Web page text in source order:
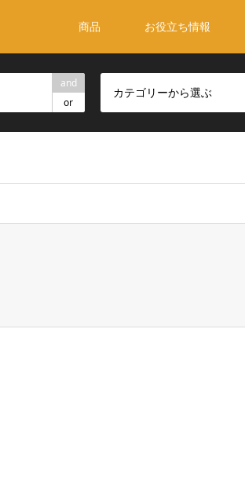
商品 お役立ち情報
and
or
カテゴリーから選ぶ